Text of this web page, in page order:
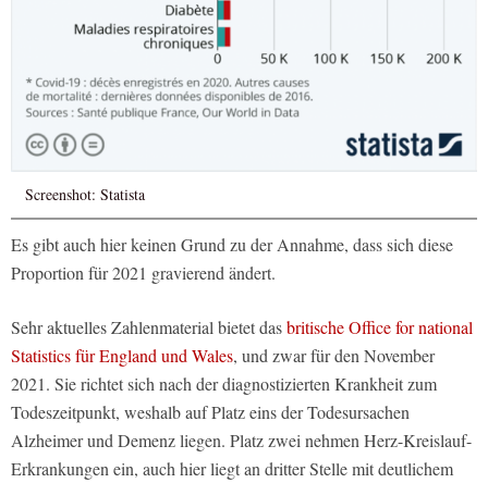
Screenshot: Statista
Es gibt auch hier keinen Grund zu der Annahme, dass sich diese
Proportion für 2021 gravierend ändert.
Sehr aktuelles Zahlenmaterial bietet dasbritische Office for national
Statistics für England und Wales, und zwar für den November
2021. Sie richtet sich nach der diagnostizierten Krankheit zum
Todeszeitpunkt, weshalb auf Platz eins der Todesursachen
Alzheimer und Demenz liegen. Platz zwei nehmen Herz-Kreislauf-
Erkrankungen ein, auch hier liegt an dritter Stelle mit deutlichem